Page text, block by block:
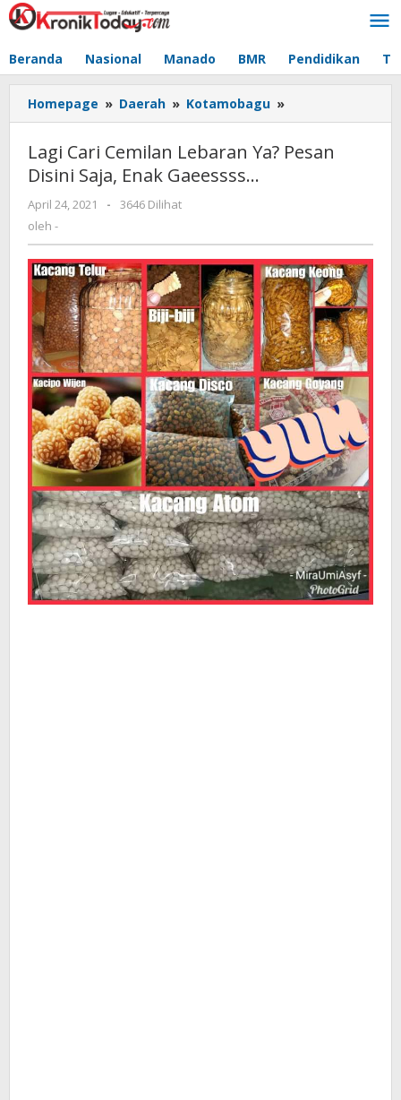
Lewati
ke
Beranda Nasional Manado BMR Pendidikan
Homepage » Daerah » Kotamobagu »
Cari
Lebaran
Gaeessss...
Lagi Cari Cemilan Lebaran Ya? Pesan
Disini Saja, Enak Gaeessss…
April 24, 2021
oleh
-
3646 Dilihat
oleh -